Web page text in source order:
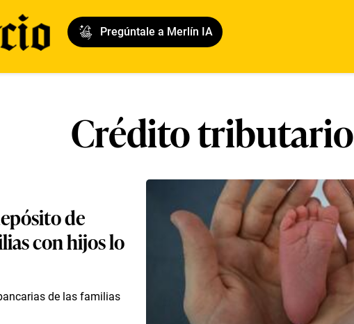
Pregúntale a Merlín IA
Crédito tributario
de
con hijos lo
de las familias